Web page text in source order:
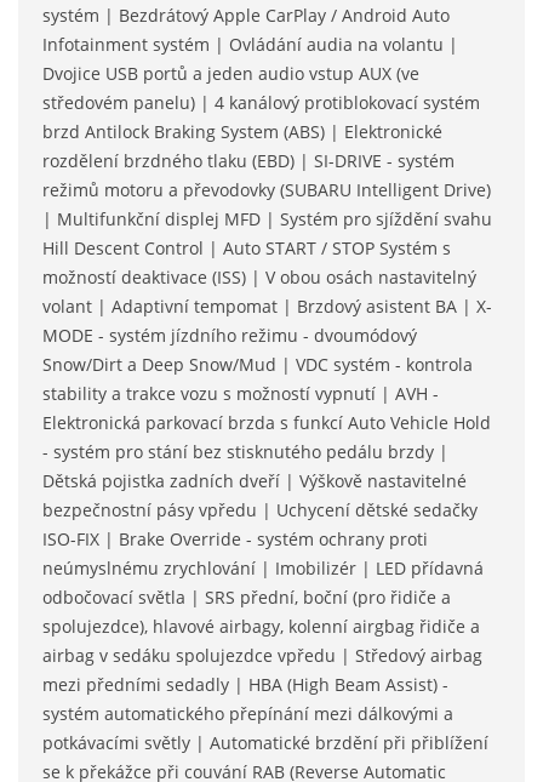
systém | Bezdrátový Apple CarPlay / Android Auto
Infotainment systém | Ovládání audia na volantu |
Dvojice USB portů a jeden audio vstup AUX (ve
středovém panelu) | 4 kanálový protiblokovací systém
brzd Antilock Braking System (ABS) | Elektronické
rozdělení brzdného tlaku (EBD) | SI-DRIVE - systém
režimů motoru a převodovky (SUBARU Intelligent Drive)
| Multifunkční displej MFD | Systém pro sjíždění svahu
Hill Descent Control | Auto START / STOP Systém s
možností deaktivace (ISS) | V obou osách nastavitelný
volant | Adaptivní tempomat | Brzdový asistent BA | X-
MODE - systém jízdního režimu - dvoumódový
Snow/Dirt a Deep Snow/Mud | VDC systém - kontrola
stability a trakce vozu s možností vypnutí | AVH -
Elektronická parkovací brzda s funkcí Auto Vehicle Hold
- systém pro stání bez stisknutého pedálu brzdy |
Dětská pojistka zadních dveří | Výškově nastavitelné
bezpečnostní pásy vpředu | Uchycení dětské sedačky
ISO-FIX | Brake Override - systém ochrany proti
neúmyslnému zrychlování | Imobilizér | LED přídavná
odbočovací světla | SRS přední, boční (pro řidiče a
spolujezdce), hlavové airbagy, kolenní airgbag řidiče a
airbag v sedáku spolujezdce vpředu | Středový airbag
mezi předními sedadly | HBA (High Beam Assist) -
systém automatického přepínání mezi dálkovými a
potkávacími světly | Automatické brzdění při přiblížení
se k překážce při couvání RAB (Reverse Automatic